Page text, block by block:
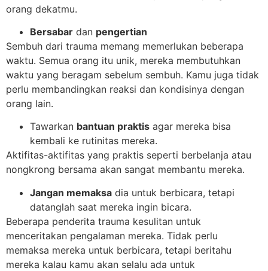
orang dekatmu.
Bersabar dan pengertian
Sembuh dari trauma memang memerlukan beberapa
waktu. Semua orang itu unik, mereka membutuhkan
waktu yang beragam sebelum sembuh. Kamu juga tidak
perlu membandingkan reaksi dan kondisinya dengan
orang lain.
Tawarkan bantuan praktis agar mereka bisa
kembali ke rutinitas mereka.
Aktifitas-aktifitas yang praktis seperti berbelanja atau
nongkrong bersama akan sangat membantu mereka.
Jangan memaksa dia untuk berbicara, tetapi
datanglah saat mereka ingin bicara.
Beberapa penderita trauma kesulitan untuk
menceritakan pengalaman mereka. Tidak perlu
memaksa mereka untuk berbicara, tetapi beritahu
mereka kalau kamu akan selalu ada untuk